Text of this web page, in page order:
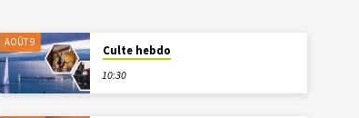
AOÛT 9
Culte hebdo
10:30